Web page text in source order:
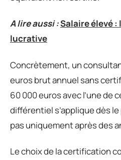
A lire aussi :Salaire élevé :
lucrative
Concrètement, un
euros brut annuel sans
60 000 euros avec l’une de
différentiel s’applique dès
pas uniquement après des
Le choix de la certification